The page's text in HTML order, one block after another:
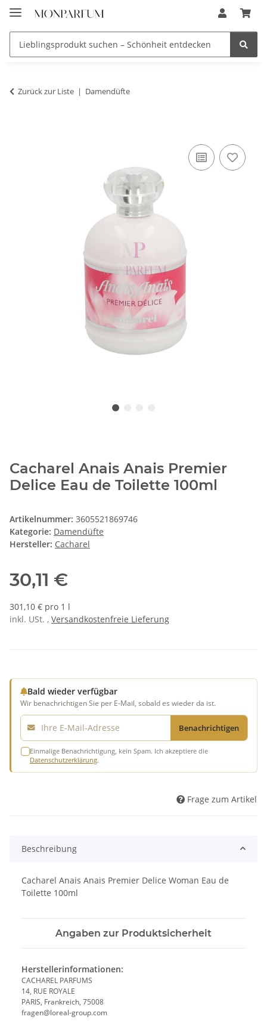
Zurück zur Liste Damendüfte
Cacharel Anais Anais Premier
Delice Eau de Toilette 100ml
Artikelnummer: 3605521869746
Kategorie: Damendüfte
Hersteller: Cacharel
30,11 €
301,10 € pro 1 l
inkl. USt. , Versandkostenfreie Lieferung
Bald wieder verfügbar
Wir benachrichtigen Sie per E-Mail, sobald es wieder da ist.
E-Mail
Benachrichtigen
Einmalige Benachrichtigung, kein Spam. Ich akzeptiere die
Datenschutzerklärung.
Frage zum Artikel
Beschreibung
Cacharel Anais Anais Premier Delice Woman Eau de
Toilette 100ml
Angaben zur Produktsicherheit
Herstellerinformationen:
CACHAREL PARFUMS
14, RUE ROYALE
PARIS, Frankreich, 75008
fragen@loreal-group.com